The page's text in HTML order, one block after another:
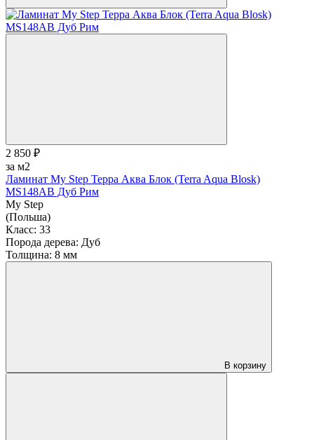
2 850 ₽
за м2
Ламинат My Step Терра Аква Блок (Terra Aqua Blosk)
MS148AB Дуб Рим
My Step
(Польша)
Класс: 33
Порода дерева: Дуб
Толщина: 8 мм
В корзину